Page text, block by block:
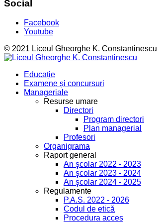
Social
Facebook
Youtube
© 2021 Liceul Gheorghe K. Constantinescu
Educație
Examene și concursuri
Manageriale
Resurse umare
Directori
Program directori
Plan managerial
Profesori
Organigrama
Raport general
An şcolar 2022 - 2023
An şcolar 2023 - 2024
An şcolar 2024 - 2025
Regulamente
P.A.S. 2022 - 2026
Codul de etică
Procedura acces